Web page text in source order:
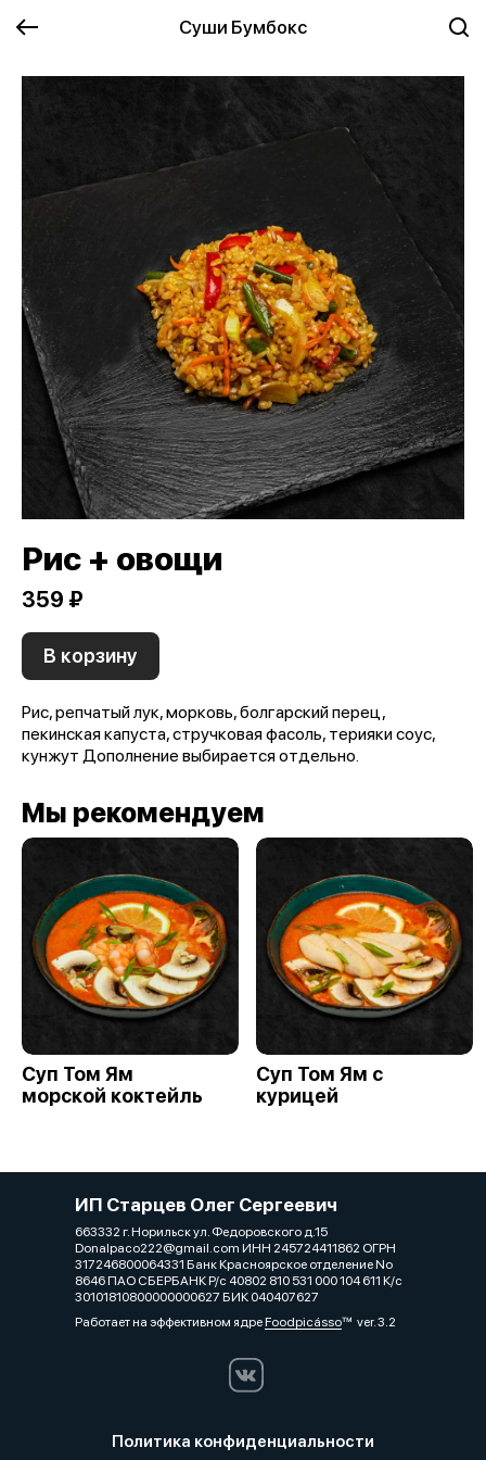
Суши Бумбокс
Рис + овощи
359 ₽
В корзину
Рис, репчатый лук, морковь, болгарский перец,
пекинская капуста, стручковая фасоль, терияки соус,
кунжут Дополнение выбирается отдельно.
Мы рекомендуем
Суп Том Ям
морской коктейль
Суп Том Ям с
курицей
ИП Старцев Олег Сергеевич
663332 г. Норильск ул. Федоровского д.15
Donalpaco222@gmail.com ИНН 245724411862 ОГРН
317246800064331 Банк Красноярское отделение No
8646 ПАО СБЕРБАНК Р/с 40802 810 531 000 104 611 К/с
30101810800000000627 БИК 040407627
Работает на эффективном ядреFoodpicássover. 3.2
Политика конфиденциальности